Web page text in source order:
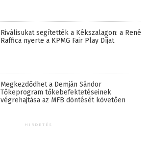
Riválisukat segítették a Kékszalagon: a René
Raffica nyerte a KPMG Fair Play Díjat
Megkezdődhet a Demján Sándor
Tőkeprogram tőkebefektetéseinek
végrehajtása az MFB döntését követően
HIRDETÉS